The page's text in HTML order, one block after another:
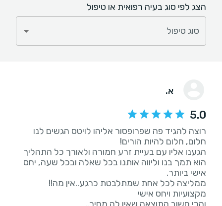
הצג לפי סוג בעיה רפואית או טיפול
סוג טיפול
א.
5.0
רוצה להגיד פה שפרופסור אליהו לויטס הגשים לנו
הגענו אליו עם בעיית זרע חמורה ולאורך כל התהליך
הוא תמך בנו וליווה אותנו בכל שאלה ובכל שעה, יחס